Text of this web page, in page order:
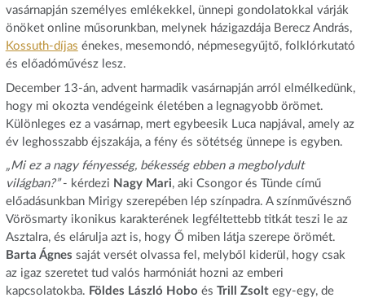
vasárnapján személyes emlékekkel, ünnepi gondolatokkal várják
önöket online műsorunkban, melynek házigazdája Berecz András,
Kossuth-díjas énekes, mesemondó, népmesegyűjtő, folklórkutató
és előadóművész lesz.
December 13-án, advent harmadik vasárnapján arról elmélkedünk,
hogy mi okozta vendégeink életében a legnagyobb örömet.
Különleges ez a vasárnap, mert egybeesik Luca napjával, amely az
év leghosszabb éjszakája, a fény és sötétség ünnepe is egyben.
„Mi ez a nagy fényesség, békesség ebben a megbolydult
világban?”- kérdezi Nagy Mari, aki Csongor és Tünde című
előadásunkban Mirigy szerepében lép színpadra. A színművésznő
Vörösmarty ikonikus karakterének legféltettebb titkát teszi le az
Asztalra, és elárulja azt is, hogy Ő miben látja szerepe örömét.
Barta Ágnes saját versét olvassa fel, melyből kiderül, hogy csak
az igaz szeretet tud valós harmóniát hozni az emberi
kapcsolatokba. Földes László Hobo és Trill Zsoltegy-egy, de